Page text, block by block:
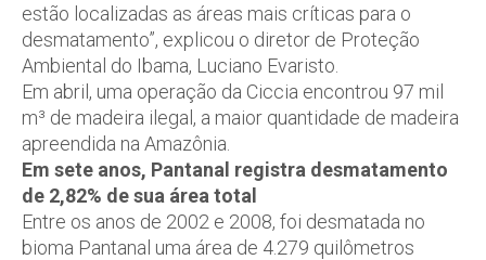
estão localizadas as áreas mais críticas para o
desmatamento”, explicou o diretor de Proteção
Ambiental do Ibama, Luciano Evaristo.
Em abril, uma operação da Ciccia encontrou 97 mil
m³ de madeira ilegal, a maior quantidade de madeira
apreendida na Amazônia.
Em sete anos, Pantanal registra desmatamento
de 2,82% de sua área total
Entre os anos de 2002 e 2008, foi desmatada no
bioma Pantanal uma área de 4.279 quilômetros